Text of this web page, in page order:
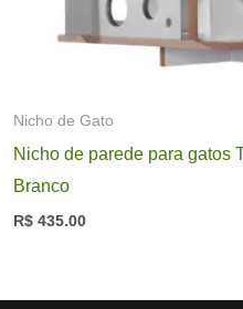
Nicho de Gato
Nicho de parede para gatos
Branco
R$ 435.00